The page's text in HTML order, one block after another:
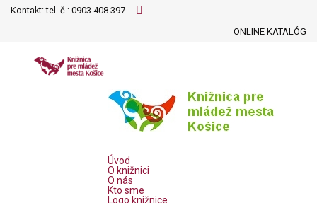
Kontakt: tel. č.: 0903 408 397
ONLINE KATALÓG
Úvod
O knižnici
O nás
Kto sme
Logo knižnice